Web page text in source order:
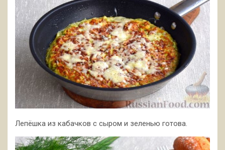
Лепёшка из кабачков с сыром и зеленью готова.